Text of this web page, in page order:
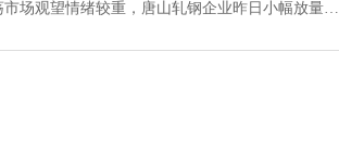
市场观望情绪较重，唐山轧钢企业昨日小幅放量…